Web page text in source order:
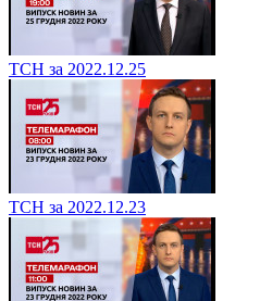
ТСН за 2022.12.25
ТСН за 2022.12.23